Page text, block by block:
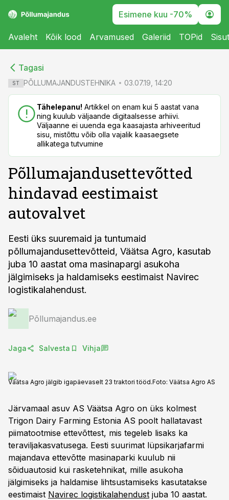
Esimene kuu -70%
Avaleht Kõik lood Arvamused Galeriid TOPid
Tagasi
ST PÕLLUMAJANDUSTEHNIKA 03.07.19, 14:20
Tähelepanu! Artikkel on enam kui 5 aastat vana
ning kuulub väljaande digitaalsesse arhiivi.
Väljaanne ei uuenda ega kaasajasta arhiveeritud
sisu, mistõttu võib olla vajalik kaasaegsete
allikatega tutvumine
Põllumajandusettevõtted
hindavad eestimaist
autovalvet
Eesti üks suuremaid ja tuntumaid
põllumajandusettevõtteid, Väätsa Agro, kasutab
juba 10 aastat oma masinapargi asukoha
jälgimiseks ja haldamiseks eestimaist Navirec
logistikalahendust.
Põllumajandus.ee
Jaga Salvesta Vihja
Väätsa Agro jälgib igapäevaselt 23 traktori tööd.Foto: Väätsa Agro AS
Järvamaal asuv AS Väätsa Agro on üks kolmest
Trigon Dairy Farming Estonia AS poolt hallatavast
piimatootmise ettevõttest, mis tegeleb lisaks ka
teraviljakasvatusega. Eesti suurimat lüpsikarjafarmi
majandava ettevõtte masinaparki kuulub nii
sõiduautosid kui rasketehnikat, mille asukoha
jälgimiseks ja haldamise lihtsustamiseks kasutatakse
eestimaist Navirec logistikalahendust juba 10 aastat.